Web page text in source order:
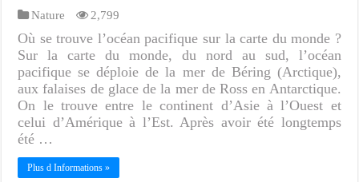
Nature 2,799
Où se trouve l’océan pacifique sur la carte du monde ?
Sur la carte du monde, du nord au sud, l’océan
pacifique se déploie de la mer de Béring (Arctique),
aux falaises de glace de la mer de Ross en Antarctique.
On le trouve entre le continent d’Asie à l’Ouest et
celui d’Amérique à l’Est. Après avoir été longtemps
été …
Plus d Informations »